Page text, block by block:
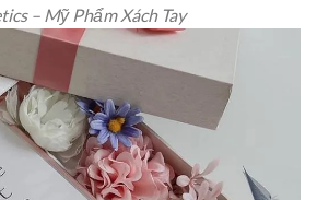
– Mỹ Phẩm Xách Tay